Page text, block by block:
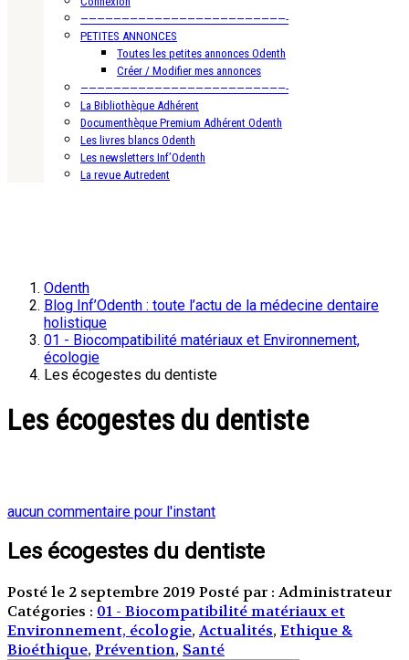
—————————————————————————-
PETITES ANNONCES
Toutes les petites annonces Odenth
Créer / Modifier mes annonces
—————————————————————————-
La Bibliothèque Adhérent
Documenthèque Premium Adhérent Odenth
Les livres blancs Odenth
Les newsletters Inf’Odenth
La revue Autredent
Odenth
Blog Inf’Odenth : toute l’actu de la médecine dentaire
holistique
01 - Biocompatibilité matériaux et Environnement,
écologie
Les écogestes du dentiste
Les écogestes du dentiste
aucun commentaire pour l'instant
Les écogestes du dentiste
Posté le 2 septembre 2019 Posté par : Administrateur
Catégories : 01 - Biocompatibilité matériaux et
Environnement, écologie,Actualités, Ethique &
Bioéthique, Prévention, Santé